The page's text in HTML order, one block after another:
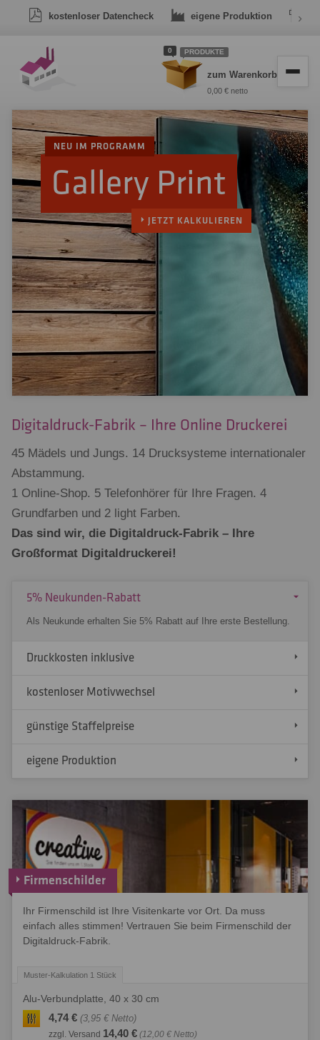
kostenloser Datencheck eigene Produktion ›
0 PRODUKTE
zum Warenkorb
0,00 € netto
NEU IM PROGRAMM
Gallery Print
JETZT KALKULIEREN
Digitaldruck-Fabrik – Ihre Online Druckerei
45 Mädels und Jungs. 14 Drucksysteme internationaler
Abstammung.
1 Online-Shop. 5 Telefonhörer für Ihre Fragen. 4
Grundfarben und 2 light Farben.
Das sind wir, die Digitaldruck-Fabrik – Ihre
Großformat Digitaldruckerei!
5% Neukunden-Rabatt
Als Neukunde erhalten Sie 5% Rabatt auf Ihre erste Bestellung.
Druckkosten inklusive
kostenloser Motivwechsel
günstige Staffelpreise
eigene Produktion
Firmenschilder
Ihr Firmenschild ist Ihre Visitenkarte vor Ort. Da muss
einfach alles stimmen! Vertrauen Sie beim Firmenschild der
Digitaldruck-Fabrik.
Alu-Verbundplatte, 40 x 30 cm
4,74 € (3,95 € Netto)
zzgl. Versand 14,40 € (12,00 € Netto)